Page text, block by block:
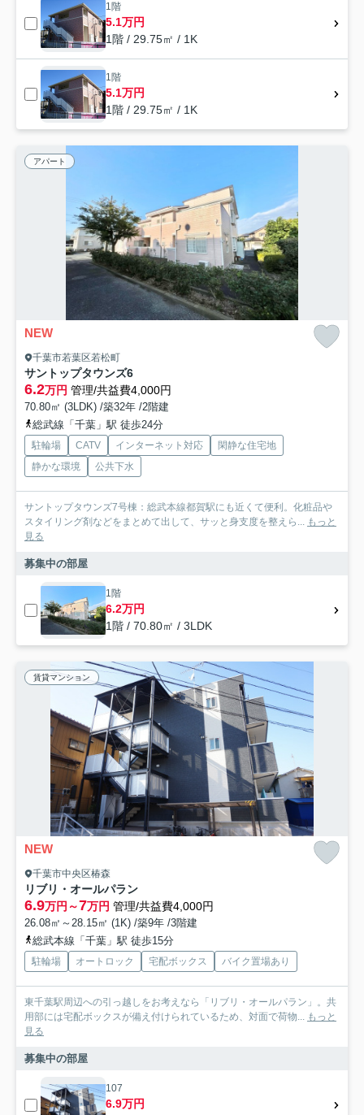
1階
5.1万円
1階 / 29.75㎡ / 1K
1階
5.1万円
1階 / 29.75㎡ / 1K
アパート
NEW
千葉市若葉区若松町
サントップタウンズ6
6.2万円 管理/共益費4,000円
70.80㎡ (3LDK) /築32年 /2階建
総武線「千葉」駅 徒歩24分
駐輪場 CATV インターネット対応
閑静な住宅地
静かな環境
公共下水
サントップタウンズ7号棟：総武本線都賀駅にも近くて便利。化粧品や
スタイリング剤などをまとめて出して、サッと身支度を整えら... もっと
見る
募集中の部屋
1階
6.2万円
1階 / 70.80㎡ / 3LDK
賃貸マンション
NEW
千葉市中央区椿森
リブリ・オールパラン
6.9万円～7万円 管理/共益費4,000円
26.08㎡～28.15㎡ (1K) /築9年 /3階建
総武本線「千葉」駅 徒歩15分
駐輪場 オートロック 宅配ボックス バイク置場あり
東千葉駅周辺への引っ越しをお考えなら「リブリ・オールパラン」。共
用部には宅配ボックスが備え付けられているため、対面で荷物... もっと
見る
募集中の部屋
107
6.9万円